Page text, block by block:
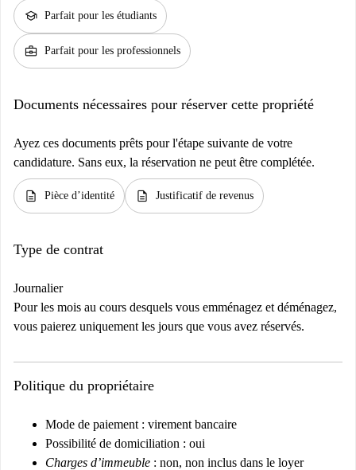
school Parfait pour les étudiants
business_center Parfait pour les professionnels
Documents nécessaires pour réserver cette propriété
Ayez ces documents prêts pour l'étape suivante de votre
candidature. Sans eux, la réservation ne peut être complétée.
description Pièce d’identité description Justificatif de revenus
Type de contrat
Journalier
Pour les mois au cours desquels vous emménagez et déménagez,
vous paierez uniquement les jours que vous avez réservés.
Politique du propriétaire
Mode de paiement : virement bancaire
Possibilité de domiciliation : oui
Charges d’immeuble : non, non inclus dans le loyer